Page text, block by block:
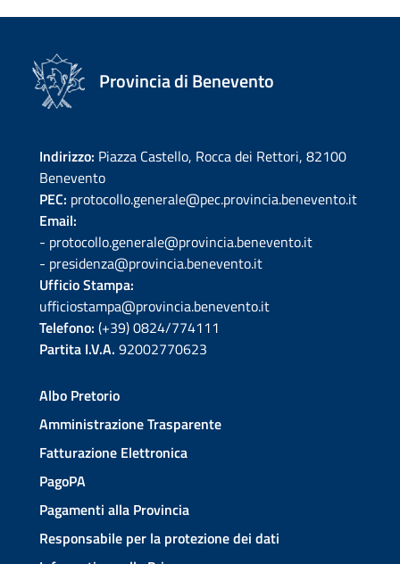
Provincia di Benevento
Indirizzo: Piazza Castello, Rocca dei Rettori, 82100
Benevento
PEC: protocollo.generale@pec.provincia.benevento.it
Email:
- protocollo.generale@provincia.benevento.it
- presidenza@provincia.benevento.it
Ufficio Stampa:
ufficiostampa@provincia.benevento.it
Telefono: (+39) 0824/774111
Partita I.V.A. 92002770623
Albo Pretorio
Amministrazione Trasparente
Fatturazione Elettronica
PagoPA
Pagamenti alla Provincia
Responsabile per la protezione dei dati